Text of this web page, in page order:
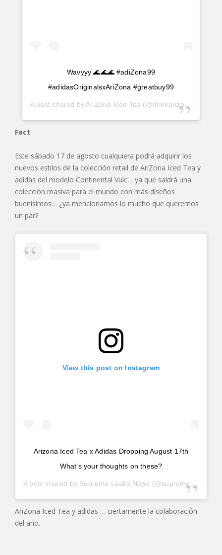
Wavyyy 🌊🌊🌊 #adiZona99
#adidasOriginalsxAriZona #greatbuy99
A post shared byAriZona Iced Tea (@drinkarizona) on
Fact
Este sábado 17 de agosto cualquiera podrá adquirir los
nuevos estilos de la colección retail de AriZona Iced Tea y
adidas del modelo Continental Vulc… ya que saldrá una
colección masiva para el mundo con más diseños
buenísimos… ¿ya mencionamos lo mucho que queremos
un par?
View this post on Instagram
Arizona Iced Tea x Adidas Dropping August 17th
What’s your thoughts on these?
A post shared by Supreme Leaks News (@supreme_leaks_news) on
AriZona Iced Tea y adidas … ciertamente la colaboración
del año.